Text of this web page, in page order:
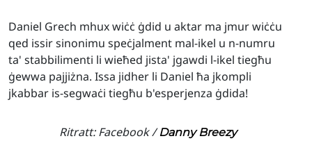
Daniel Grech mhux wiċċ ġdid u aktar ma jmur wiċċu
qed issir sinonimu speċjalment mal-ikel u n-numru
ta' stabbilimenti li wieħed jista' jgawdi l-ikel tiegħu
ġewwa pajjiżna. Issa jidher li Daniel ħa jkompli
jkabbar is-segwaċi tiegħu b'esperjenza ġdida!
Ritratt: Facebook /Danny Breezy